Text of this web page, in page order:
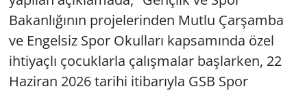
Bakanlığının projelerinden Mutlu Çarşamba
ve Engelsiz Spor Okulları kapsamında özel
ihtiyaçlı çocuklarla çalışmalar başlarken, 22
Haziran 2026 tarihi itibarıyla GSB Spor